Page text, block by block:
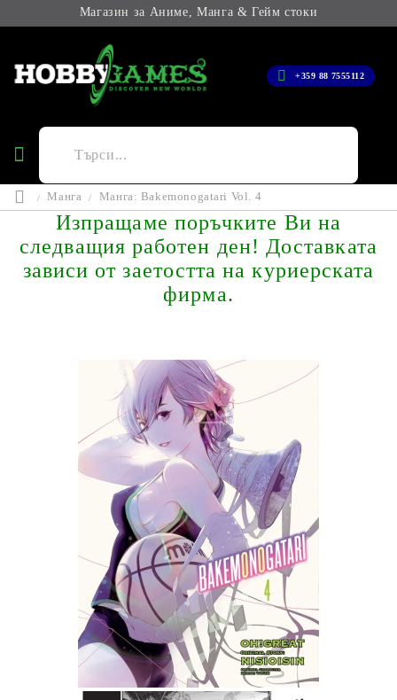
Магазин за Аниме, Манга & Гейм стоки
+359 88 7555112
Манга Манга: Bakemonogatari Vol. 4
Изпращаме поръчките Ви на
следващия работен ден! Доставката
зависи от заетостта на куриерската
фирма.